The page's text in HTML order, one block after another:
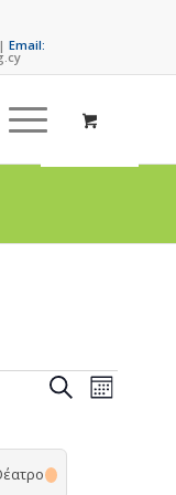
|Email:
Events
and
Views
SearchEvent
Views
Month